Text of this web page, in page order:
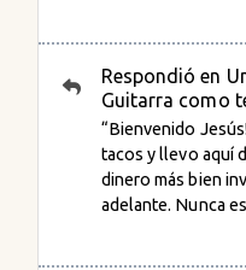
Respondió en
Guitarra como
“Bienvenido
tacos y llevo aquí
dinero más bien
adelante. Nunca